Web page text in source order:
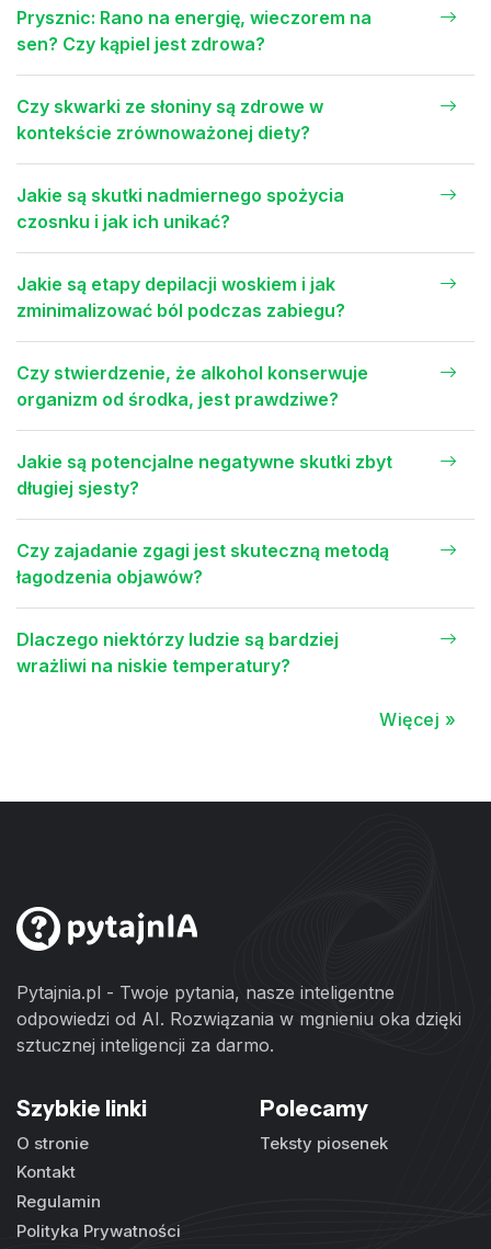
Prysznic: Rano na energię, wieczorem na
sen? Czy kąpiel jest zdrowa?
Czy skwarki ze słoniny są zdrowe w
kontekście zrównoważonej diety?
Jakie są skutki nadmiernego spożycia
czosnku i jak ich unikać?
Jakie są etapy depilacji woskiem i jak
zminimalizować ból podczas zabiegu?
Czy stwierdzenie, że alkohol konserwuje
organizm od środka, jest prawdziwe?
Jakie są potencjalne negatywne skutki zbyt
długiej sjesty?
Czy zajadanie zgagi jest skuteczną metodą
łagodzenia objawów?
Dlaczego niektórzy ludzie są bardziej
wrażliwi na niskie temperatury?
Więcej »
Pytajnia.pl - Twoje pytania, nasze inteligentne
odpowiedzi od AI. Rozwiązania w mgnieniu oka dzięki
sztucznej inteligencji za darmo.
Szybkie linki
O stronie
Kontakt
Regulamin
Polityka Prywatności
Polecamy
Teksty piosenek